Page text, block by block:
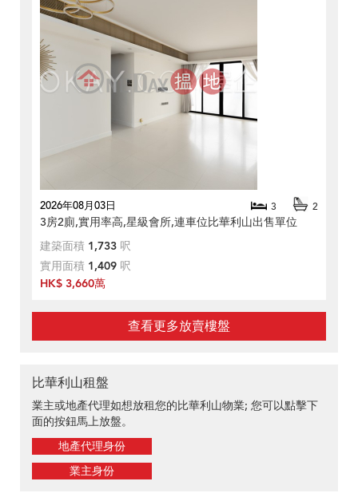
2026年08月03日 3 2
3房2廁,實用率高,星級會所,連車位比華利山出售單位
建築面積 1,733 呎
實用面積 1,409 呎
HK$ 3,660萬
查看更多放賣樓盤
比華利山租盤
業主或地產代理如想放租您的比華利山物業; 您可以點擊下
面的按鈕馬上放盤。
地產代理身份
業主身份